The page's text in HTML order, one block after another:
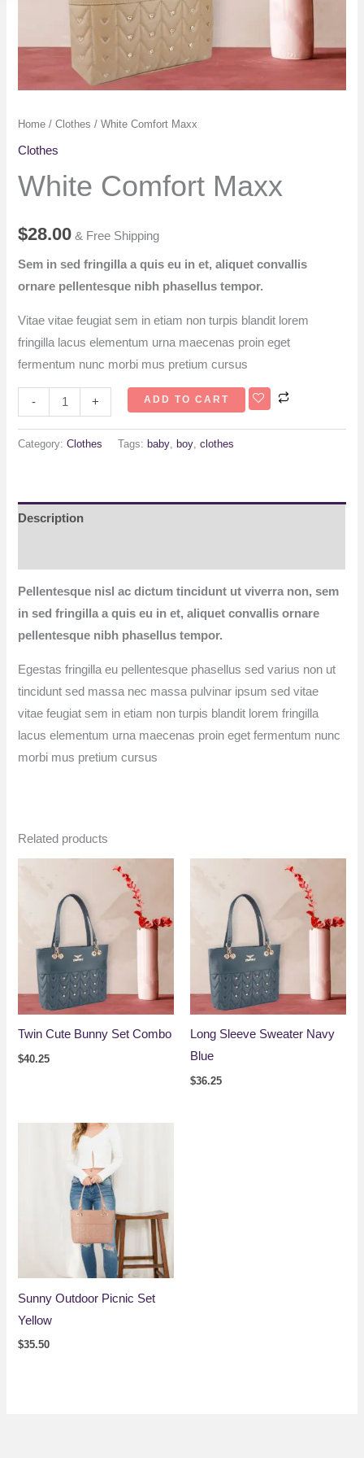
Home /Clothes / White Comfort Maxx
Clothes
White Comfort Maxx
$28.00 & Free Shipping
Sem in sed fringilla a quis eu in et, aliquet convallis
ornare pellentesque nibh phasellus tempor.
Vitae vitae feugiat sem in etiam non turpis blandit lorem
fringilla lacus elementum urna maecenas proin eget
fermentum nunc morbi mus pretium cursus
- + ADD TO CART
Category:Clothes Tags: baby, boy,clothes
Description
Pellentesque nisl ac dictum tincidunt ut viverra non, sem
in sed fringilla a quis eu in et, aliquet convallis ornare
pellentesque nibh phasellus tempor.
Egestas fringilla eu pellentesque phasellus sed varius non ut
tincidunt sed massa nec massa pulvinar ipsum sed vitae
vitae feugiat sem in etiam non turpis blandit lorem fringilla
lacus elementum urna maecenas proin eget fermentum nunc
morbi mus pretium cursus
Related products
Twin Cute Bunny Set Combo
$40.25
Long Sleeve Sweater Navy
Blue
$36.25
Sunny Outdoor Picnic Set
Yellow
$35.50